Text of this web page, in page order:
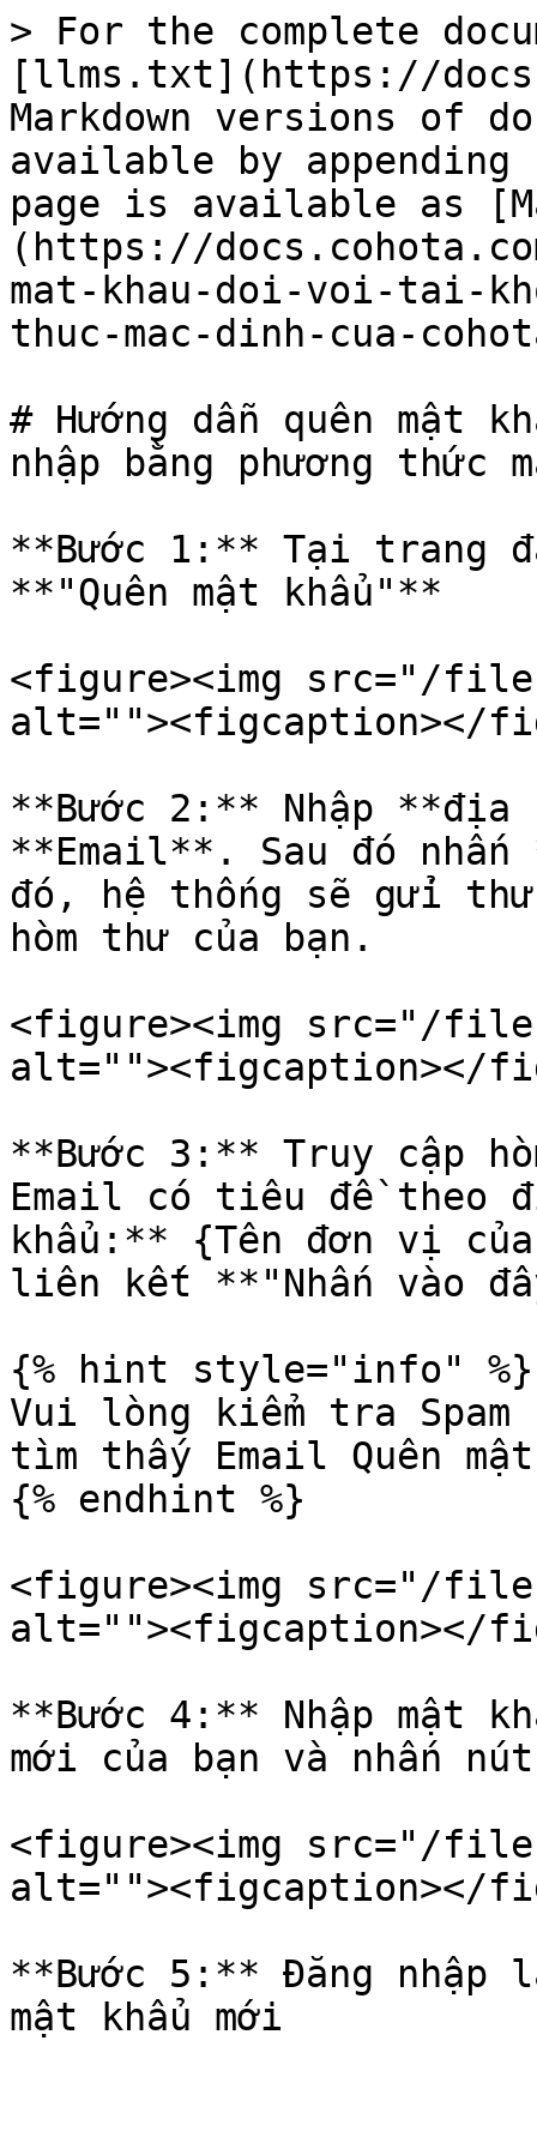
> For the complete
[llms.txt](https://
Markdown versions of
available by
page is available as
(https://
mat-khau-doi-voi-tai-
thuc-mac-dinh-cua-
# Hướng dẫn quên mật
nhập bằng phương thức
**Bước 1:** Tại trang
**"Quên mật khẩu"**
<figure><img src="/
alt=""><figcaption></
**Bước 2:** Nhập **địa
**Email**. Sau đó nhấn
đó, hệ thống sẽ gửi
hòm thư của bạn.
<figure><img src="/files/
alt=""><figcaption></
**Bước 3:** Truy cập
Email có tiêu đề theo
khẩu:** {Tên đơn vị
liên kết **"Nhấn vào
{% hint style="info" %}
Vui lòng kiểm tra Spam
tìm thấy Email Quên
{% endhint %}
<figure><img src="/files/
alt=""><figcaption></
**Bước 4:** Nhập mật
mới của bạn và nhấn
<figure><img src="/
alt=""><figcaption></
**Bước 5:** Đăng